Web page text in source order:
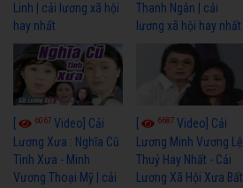
Linh | cải lương xã hội
hay nhất
Thanh Ngân | cải
lương xã hội hay nhất
6067 Video] Cải
Lương Xưa : Nghĩa Cũ
Tình Xưa - Minh
Vương Thoại Mỹ | cải
6687Video] Cải
Lương Minh Vương Lệ
Thuỷ Hay Nhất - Cải
Lương Xã Hội Xưa Bất